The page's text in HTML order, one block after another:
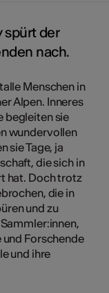
spürt der
nach.
Menschen in
Alpen. Inneres
begleiten sie
wundervollen
sie Tage, ja
die sich in
hat. Doch trotz
die in
und zu
und Forschende
und ihre